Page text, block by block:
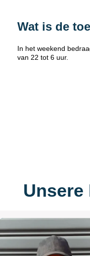
Wat is de
In het weekend
van 22 tot 6 uur.
Unsere